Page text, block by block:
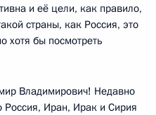
и её цели, как правило,
страны, как Россия, это
хотя бы посмотреть
Владимирович! Недавно
Иран, Ирак и Сирия